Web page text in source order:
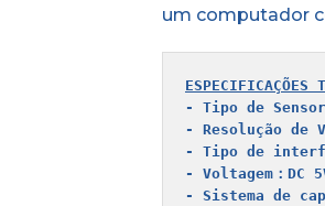
um computador
- Tipo de Sensor
- Resolução de
- Tipo de
- Voltagem ： DC
- Sistema de